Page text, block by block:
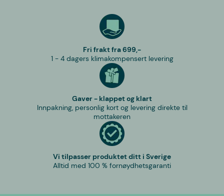
Fri frakt fra 699,-
1 - 4 dagers klimakompensert levering
Gaver - klappet og klart
Innpakning, personlig kort og levering direkte til
mottakeren
Vi tilpasser produktet ditt i Sverige
Alltid med 100 % fornøydhetsgaranti